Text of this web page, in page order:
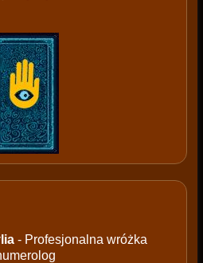
- Profesjonalna wróżka